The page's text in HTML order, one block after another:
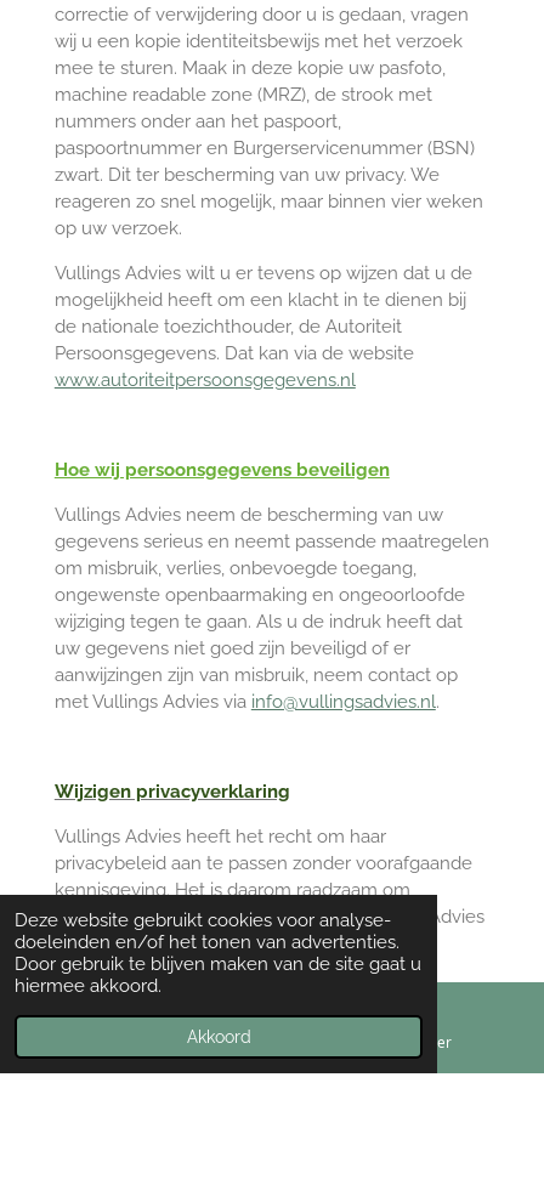
Deze website gebruikt cookies voor analyse-
doeleinden en/of het tonen van advertenties.
Door gebruik te blijven maken van de site gaat u
hiermee akkoord.
Akkoord
correctie of verwijdering door u is gedaan, vragen
wij u een kopie identiteitsbewijs met het verzoek
mee te sturen. Maak in deze kopie uw pasfoto,
machine readable zone (MRZ), de strook met
nummers onder aan het paspoort,
paspoortnummer en Burgerservicenummer (BSN)
zwart. Dit ter bescherming van uw privacy. We
reageren zo snel mogelijk, maar binnen vier weken
op uw verzoek.
Vullings Advies wilt u er tevens op wijzen dat u de
mogelijkheid heeft om een klacht in te dienen bij
de nationale toezichthouder, de Autoriteit
Persoonsgegevens. Dat kan via de website
www.autoriteitpersoonsgegevens.nl
Hoe wij persoonsgegevens beveiligen
Vullings Advies neem de bescherming van uw
gegevens serieus en neemt passende maatregelen
om misbruik, verlies, onbevoegde toegang,
ongewenste openbaarmaking en ongeoorloofde
wijziging tegen te gaan. Als u de indruk heeft dat
uw gegevens niet goed zijn beveiligd of er
aanwijzingen zijn van misbruik, neem contact op
met Vullings Advies via info@vullingsadvies.nl.
Wijzigen privacyverklaring
Vullings Advies heeft het recht om haar
privacybeleid aan te passen zonder voorafgaande
kennisgeving. Het is daarom raadzaam om
regelmatig de privacyverklaring van Vullings Advies
te raadplegen.
©2019 Vullings Advies
Telefoonnummer